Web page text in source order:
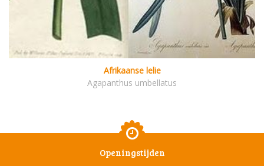
Afrikaanse lelie
Agapanthus umbellatus
Openingstijden